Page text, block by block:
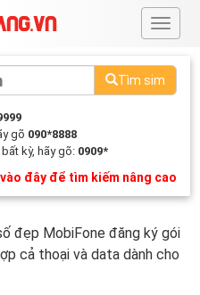
#
Tìm sim
gõ 090*8888
kỳ, hãy gõ: 0909*
vào đây để tìm kiếm nâng cao
đẹp MobiFone đăng ký gói
cả thoại và data dành cho